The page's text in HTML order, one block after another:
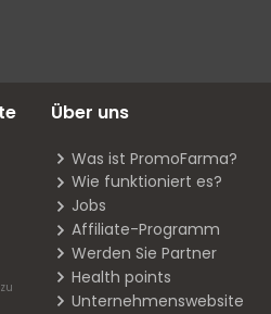
Über uns
Was ist PromoFarma?
Wie funktioniert es?
Jobs
Affiliate-Programm
Werden Sie Partner
Health points
Unternehmenswebsite